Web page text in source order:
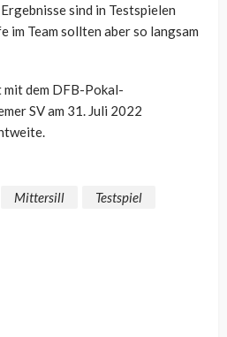
sind in Testspielen
im Team sollten aber so langsam
dem DFB-Pokal-
SV am 31. Juli 2022
Mittersill
Testspiel